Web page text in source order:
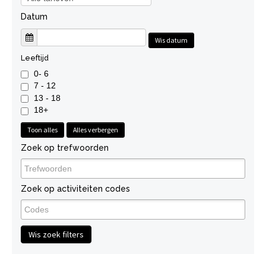
Datum
Wis datum
Leeftijd
0- 6
7 - 12
13 - 18
18+
Toon alles Alles verbergen
Zoek op trefwoorden
Zoek op activiteiten codes
Wis zoek filters